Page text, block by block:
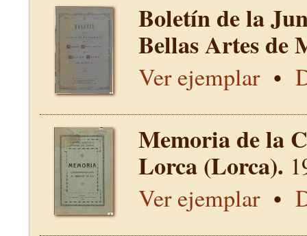
Boletín de la
Bellas Artes
Ver ejemplar•
Memoria de la
Lorca (Lorca).
Ver ejemplar•